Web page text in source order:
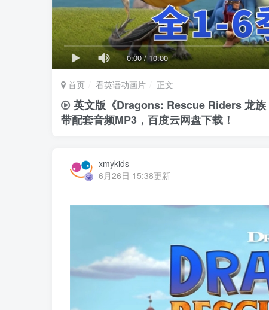
0:00/ 10:00
首页 看英语动画片 正文
英文版《Dragons: Rescue Riders 龙族
带配套音频MP3，百度云网盘下载！
xmykids
6月26日 15:38更新